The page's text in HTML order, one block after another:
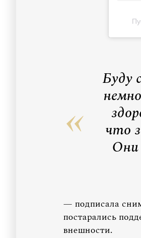
Буду
что
— подписала
постарались
внешности.